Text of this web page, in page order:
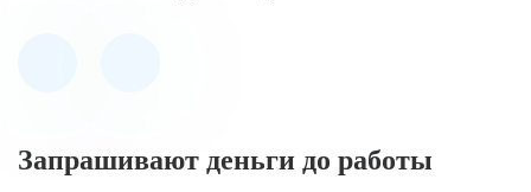
Запрашивают деньги до работы